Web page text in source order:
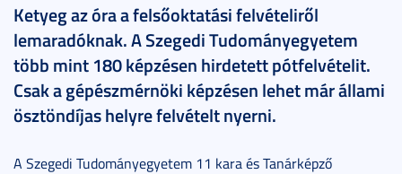
Ketyeg az óra a felsőoktatási felvételiről
lemaradóknak. A Szegedi Tudományegyetem
több mint 180 képzésen hirdetett pótfelvételit.
Csak a gépészmérnöki képzésen lehet már állami
ösztöndíjas helyre felvételt nyerni.
A Szegedi Tudományegyetem 11 kara és Tanárképző